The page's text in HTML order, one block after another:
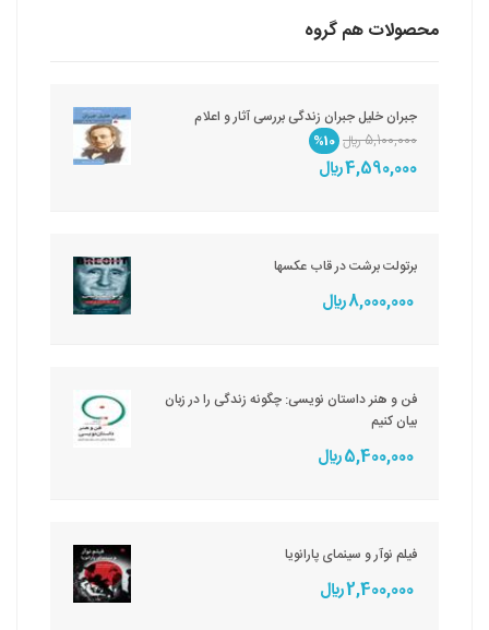
محصولات هم گروه
جبران خلیل جبران زندگی بررسی آثار و اعلام
5,100,000 ريال
%10
4,590,000 ريال
برتولت برشت در قاب عکسها
8,000,000 ريال
فن و هنر داستان نویسی: چگونه زندگی را در زبان
بیان کنیم
5,400,000 ريال
فیلم نوآر و سینمای پارانویا
2,400,000 ريال